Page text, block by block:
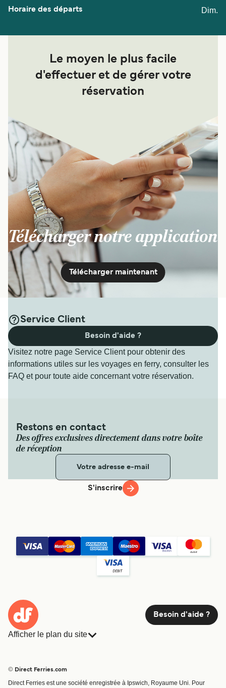
Dim.
Le moyen le plus facile
d'effectuer et de gérer votre
réservation
Télécharger notre application
Télécharger maintenant
Service Client
Visitez notre page Service Client pour obtenir des
informations utiles sur les voyages en ferry, consulter les
FAQ et pour toute aide concernant votre réservation.
Besoin d'aide ?
Restons en contact
Des offres exclusives directement dans votre boîte
de réception
S'inscrire
Besoin d'aide ?
Afficher le plan du site
© Direct Ferries.com
Direct Ferries est une société enregistrée à Ipswich, Royaume Uni. Pour